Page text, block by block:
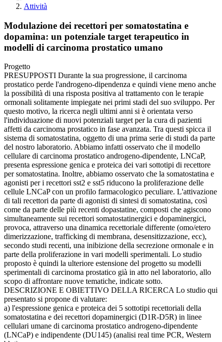
Attività
Modulazione dei recettori per somatostatina e
dopamina: un potenziale target terapeutico in
modelli di carcinoma prostatico umano
Progetto
PRESUPPOSTI Durante la sua progressione, il carcinoma
prostatico perde l'androgeno-dipendenza e quindi viene meno anche
la possibilità di una risposta positiva al trattamento con le terapie
ormonali solitamente impiegate nei primi stadi del suo sviluppo. Per
questo motivo, la ricerca negli ultimi anni si è orientata verso
l'individuazione di nuovi potenziali target per la cura di pazienti
affetti da carcinoma prostatico in fase avanzata. Tra questi spicca il
sistema di somatostatina, oggetto di una prima serie di studi da parte
del nostro laboratorio. Abbiamo infatti osservato che il modello
cellulare di carcinoma prostatico androgeno-dipendente, LNCaP,
presenta espressione genica e proteica dei vari sottotipi di recettore
per somatostatina. Inoltre, abbiamo osservato che la somatostatina e
agonisti per i recettori sst2 e sst5 riducono la proliferazione delle
cellule LNCaP con un profilo farmacologico peculiare. L'attivazione
di tali recettori da parte di agonisti di sintesi di somatostatina, così
come da parte delle più recenti dopastatine, composti che agiscono
simultaneamente sui recettori somatostatinergici e dopaminergici,
provoca, attraverso una dinamica recettoriale differente (omo/etero
dimerizzazione, trafficking di membrana, desensitizzazione, ecc),
secondo studi recenti, una inibizione della secrezione ormonale e in
parte della proliferazione in vari modelli sperimentali. Lo studio
proposto è quindi la ulteriore estensione del progetto su modelli
sperimentali di carcinoma prostatico già in atto nel laboratorio, allo
scopo di affrontare nuove tematiche, indicate sotto.
DESCRIZIONE E OBIETTIVO DELLA RICERCA Lo studio qui
presentato si propone di valutare:
a) l'espressione genica e proteica dei 5 sottotipi recettoriali della
somatostatina e dei recettori dopaminergici (D1R-D5R) in linee
cellulari umane di carcinoma prostatico androgeno-dipendente
(LNCaP) e indipendente (DU145) (analisi real time PCR, Western